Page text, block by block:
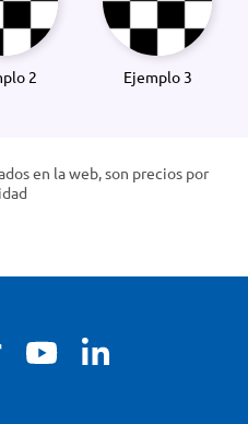
2 Ejemplo 3
en la web, son precios por